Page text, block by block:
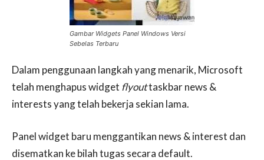
Gambar Widgets Panel Windows Versi
Sebelas Terbaru
Dalam penggunaan langkah yang menarik, Microsoft
telah menghapus widget flyouttaskbar news &
interests yang telah bekerja sekian lama.
Panel widget baru menggantikan news & interest dan
disematkan ke bilah tugas secara default.